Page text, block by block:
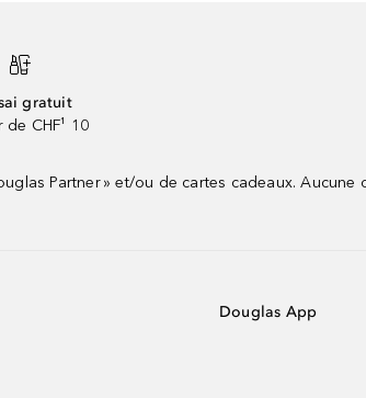
gratuit
de CHF¹ 10
Partner » et/ou de cartes cadeaux.
Douglas App